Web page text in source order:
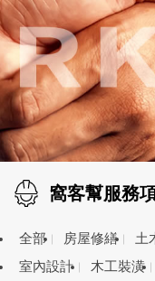
窩客幫服務
全部 房屋修繕 土
室內設計
木工裝潢